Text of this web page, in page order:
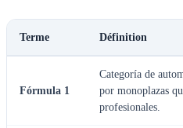
Terme Définition
Fórmula 1
Categoría de
por monoplazas
profesionales.